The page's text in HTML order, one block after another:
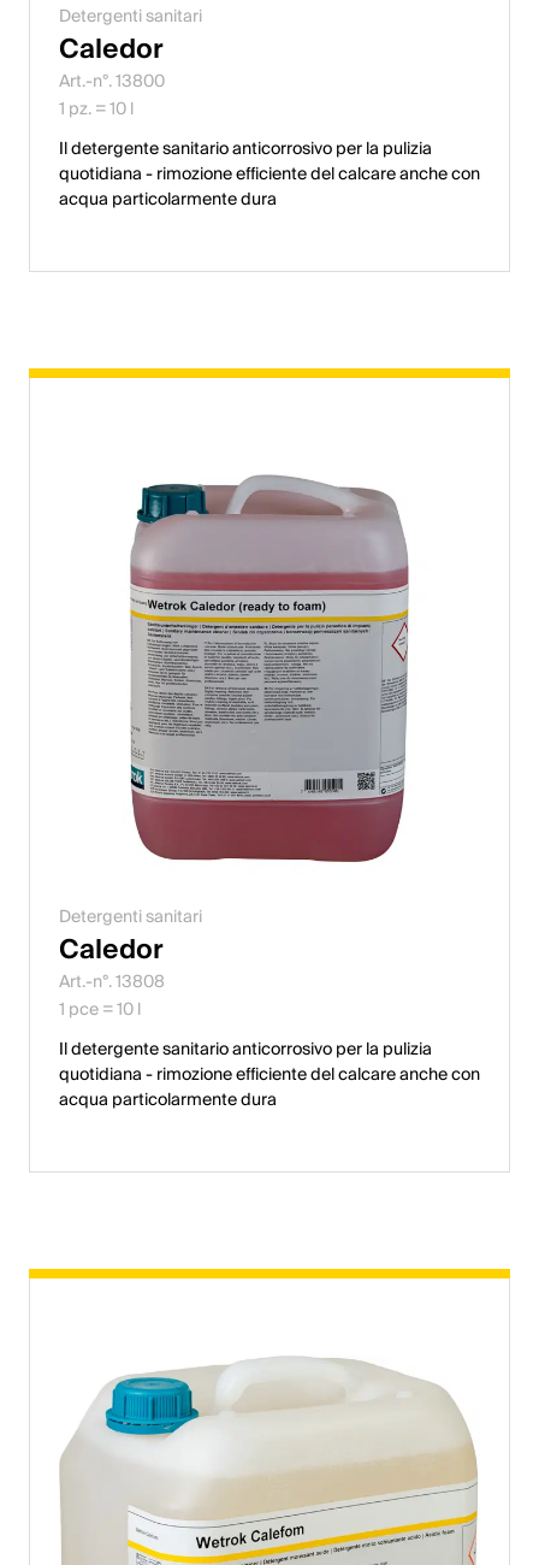
Detergenti sanitari
Caledor
Art.-n°. 13800
1 pz. = 10 l
Il detergente sanitario anticorrosivo per la pulizia
quotidiana - rimozione efficiente del calcare anche con
acqua particolarmente dura
Detergenti sanitari
Caledor
Art.-n°. 13808
1 pce = 10 l
Il detergente sanitario anticorrosivo per la pulizia
quotidiana - rimozione efficiente del calcare anche con
acqua particolarmente dura